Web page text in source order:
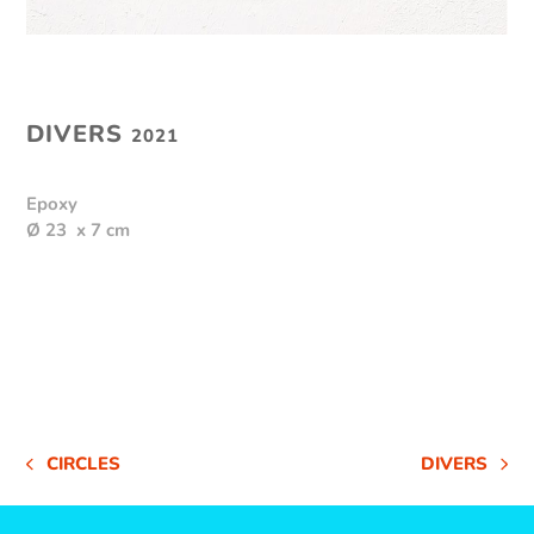
DIVERS 2021
Epoxy
Ø 23 x 7 cm
VORHERIGER
BEITRAG:
CIRCLES
NÄCHSTER
BEITRAG:
DIVERS